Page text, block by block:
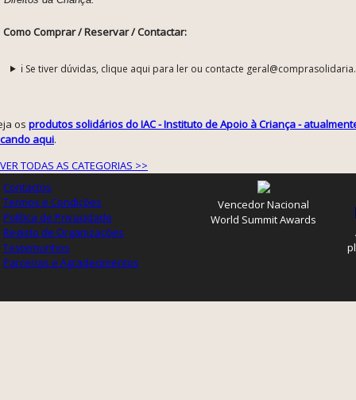
Como Comprar / Reservar / Contactar:
ℹ️ Se tiver dúvidas, clique aqui para ler ou contacte
os produtos solidários do IAC - Instituto de Apoio à Criança -
aqui.
VER TODAS AS CATEGORIAS >>
Contactos
Termos e Condições
Política de Privacidade
Registo de Organizações
Testemunhos
Parcerias e Agradecimentos
Vencedor Nacional
World Summit Awards